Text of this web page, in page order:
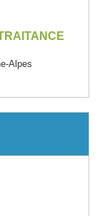
Alpes